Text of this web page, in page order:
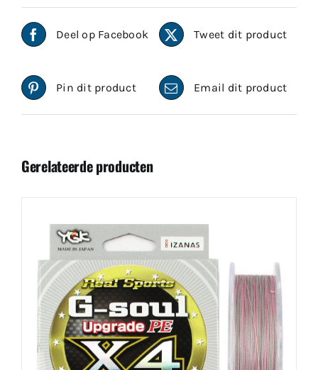
Deel op Facebook Tweet dit product
Pin dit product Email dit product
Gerelateerde producten